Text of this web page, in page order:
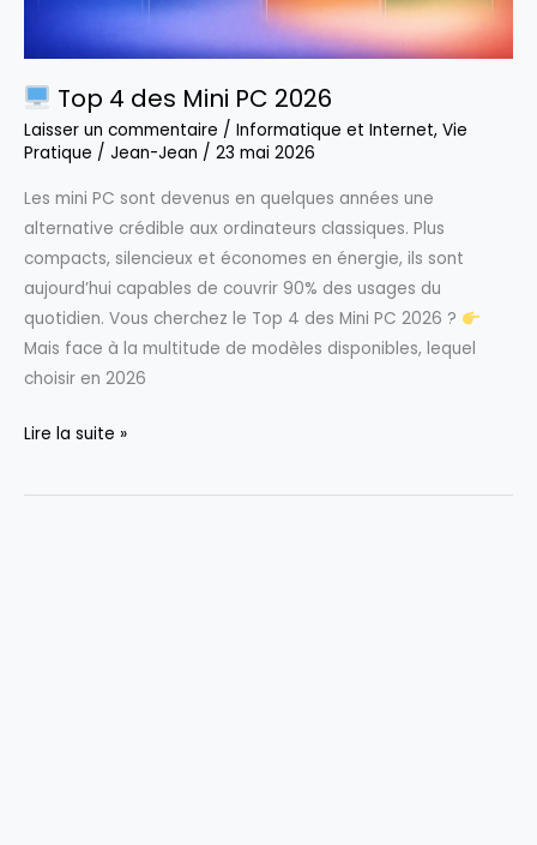
Top 4 des Mini PC 2026
Laisser un commentaire / Informatique et Internet, Vie
Pratique / Jean-Jean / 23 mai 2026
Les mini PC sont devenus en quelques années une
alternative crédible aux ordinateurs classiques. Plus
compacts, silencieux et économes en énergie, ils sont
aujourd’hui capables de couvrir 90% des usages du
quotidien. Vous cherchez le Top 4 des Mini PC 2026 ?
Mais face à la multitude de modèles disponibles, lequel
choisir en 2026
4
Lire la suite »